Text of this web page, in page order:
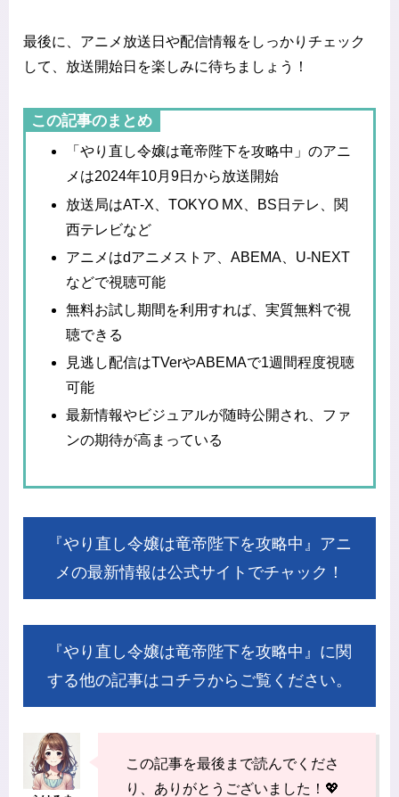
最後に、アニメ放送日や配信情報をしっかりチェック
して、放送開始日を楽しみに待ちましょう！
この記事のまとめ
「やり直し令嬢は竜帝陛下を攻略中」のアニ
メは2024年10月9日から放送開始
放送局はAT-X、TOKYO MX、BS日テレ、関
西テレビなど
アニメはdアニメストア、ABEMA、U-NEXT
などで視聴可能
無料お試し期間を利用すれば、実質無料で視
聴できる
見逃し配信はTVerやABEMAで1週間程度視聴
可能
最新情報やビジュアルが随時公開され、ファ
ンの期待が高まっている
『やり直し令嬢は竜帝陛下を攻略中』アニ
メの最新情報は公式サイトでチャック！
『やり直し令嬢は竜帝陛下を攻略中』に関
する他の記事はコチラからご覧ください。
この記事を最後まで読んでくださ
り、ありがとうございました！💖